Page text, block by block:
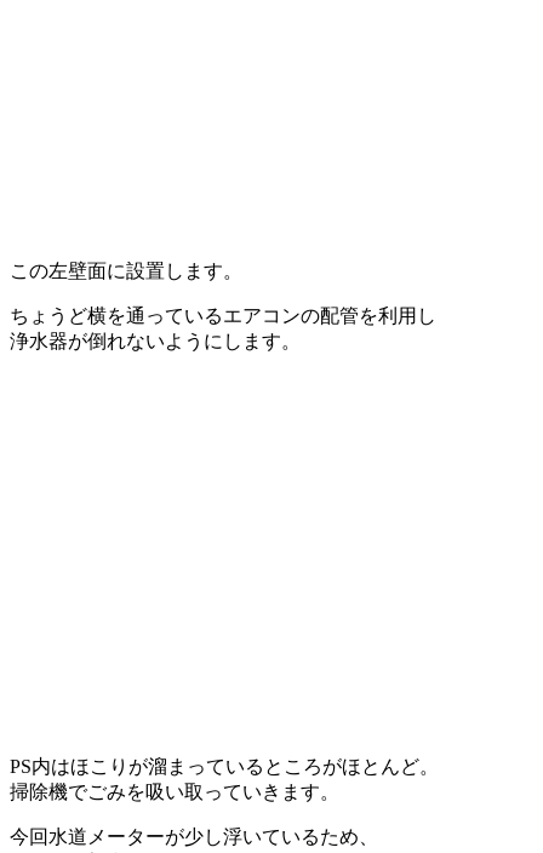
この左壁面に設置します。
ちょうど横を通っているエアコンの配管を利用し
浄水器が倒れないようにします。
PS内はほこりが溜まっているところがほとんど。
掃除機でごみを吸い取っていきます。
今回水道メーターが少し浮いているため、